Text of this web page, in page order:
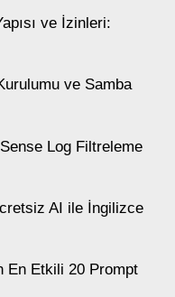
ve İzinleri:
ve Samba
Log Filtreleme
AI ile İngilizce
En Etkili 20 Prompt